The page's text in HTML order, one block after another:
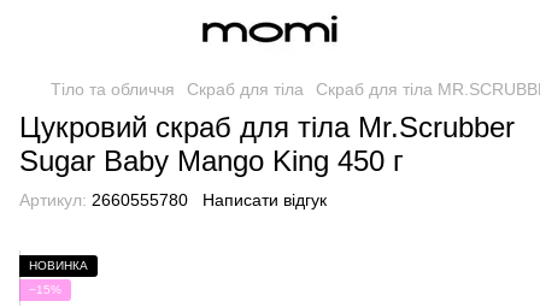
Тіло та обличчя Скраб для тіла Скраб для тіла
Цукровий скраб для тіла Mr.Scrubber
Sugar Baby Mango King 450 г
Артикул: 2660555780 Написати відгук
НОВИНКА
−15%